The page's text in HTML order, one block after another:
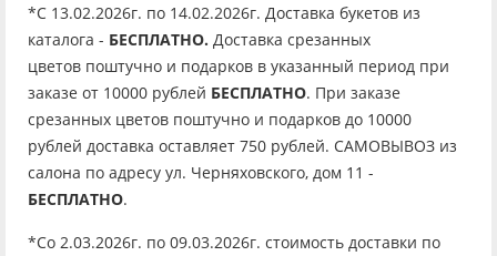
*C 13.02.2026г. по 14.02.2026г. Доставка букетов из
каталога - БЕСПЛАТНО. Доставка срезанных
цветов поштучно и подарков в указанный период при
заказе от 10000 рублей БЕСПЛАТНО. При заказе
срезанных цветов поштучно и подарков до 10000
рублей доставка оставляет 750 рублей. САМОВЫВОЗ из
салона по адресу ул. Черняховского, дом 11 -
БЕСПЛАТНО.
*Со 2.03.2026г. по 09.03.2026г. стоимость доставки по